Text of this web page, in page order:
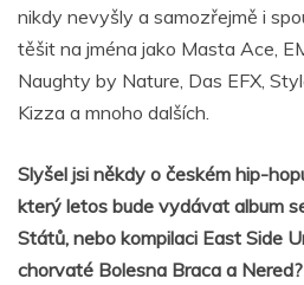
nikdy nevyšly a samozřejmě i
těšit na jména jako Masta Ace,
Naughty by Nature, Das EFX,
Kizza a mnoho dalších.
Slyšel jsi někdy o českém hip-
který letos bude vydávat album
Států, nebo kompilaci East Side
chorvaté Bolesna Braca a Nered?